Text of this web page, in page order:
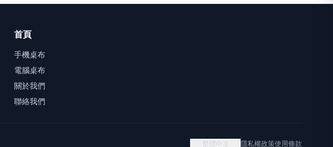
首頁
手機桌布
電腦桌布
關於我們
聯絡我們
繁體中文 隱私權政策使用條款